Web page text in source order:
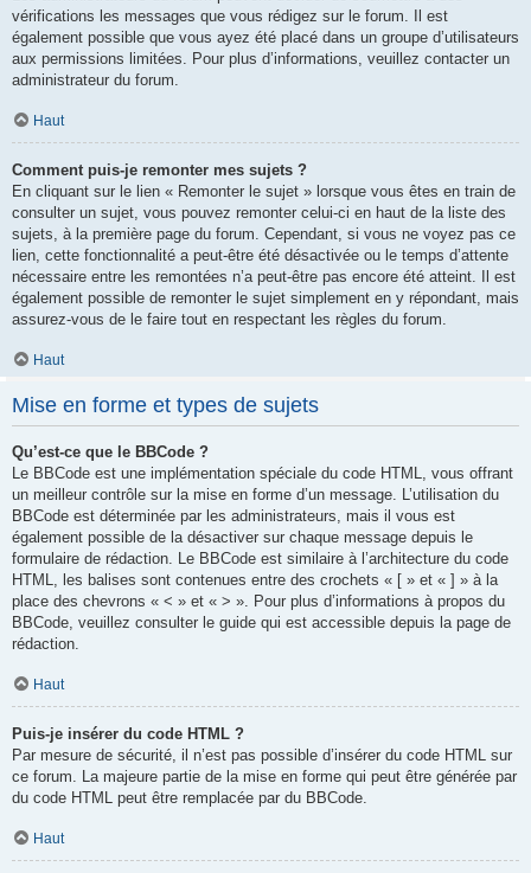
vérifications les messages que vous rédigez sur le forum. Il est
également possible que vous ayez été placé dans un groupe d’utilisateurs
aux permissions limitées. Pour plus d’informations, veuillez contacter un
administrateur du forum.
Haut
Comment puis-je remonter mes sujets ?
En cliquant sur le lien « Remonter le sujet » lorsque vous êtes en train de
consulter un sujet, vous pouvez remonter celui-ci en haut de la liste des
sujets, à la première page du forum. Cependant, si vous ne voyez pas ce
lien, cette fonctionnalité a peut-être été désactivée ou le temps d’attente
nécessaire entre les remontées n’a peut-être pas encore été atteint. Il est
également possible de remonter le sujet simplement en y répondant, mais
assurez-vous de le faire tout en respectant les règles du forum.
Haut
Mise en forme et types de sujets
Qu’est-ce que le BBCode ?
Le BBCode est une implémentation spéciale du code HTML, vous offrant
un meilleur contrôle sur la mise en forme d’un message. L’utilisation du
BBCode est déterminée par les administrateurs, mais il vous est
également possible de la désactiver sur chaque message depuis le
formulaire de rédaction. Le BBCode est similaire à l’architecture du code
HTML, les balises sont contenues entre des crochets « [ » et « ] » à la
place des chevrons « < » et « > ». Pour plus d’informations à propos du
BBCode, veuillez consulter le guide qui est accessible depuis la page de
rédaction.
Haut
Puis-je insérer du code HTML ?
Par mesure de sécurité, il n’est pas possible d’insérer du code HTML sur
ce forum. La majeure partie de la mise en forme qui peut être générée par
du code HTML peut être remplacée par du BBCode.
Haut